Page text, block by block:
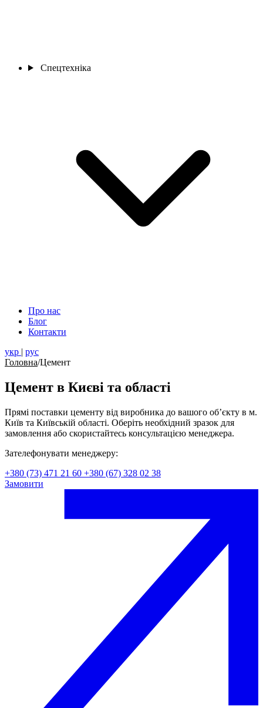
Спецтехніка
Про нас
Блог
Контакти
укр | рус
Головна/Цемент
Цемент в Києві та області
Прямі поставки цементу від виробника до вашого об’єкту в м.
Київ та Київській області. Оберіть необхідний зразок для
замовлення або скористайтесь консультацією менеджера.
Зателефонувати менеджеру:
+380 (73) 471 21 60 +380 (67) 328 02 38
Замовити